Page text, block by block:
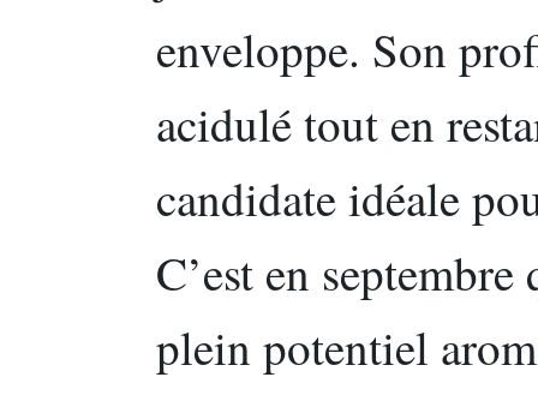
enveloppe. Son
acidulé tout en
candidate idéale
C’est en
plein potentiel